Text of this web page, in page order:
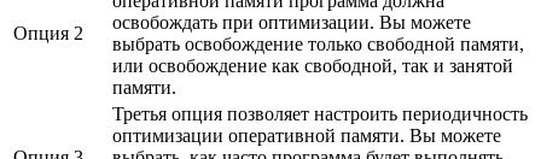
Опция 2
освобождать при оптимизации. Вы можете
выбрать освобождение только свободной памяти,
или освобождение как свободной, так и занятой
памяти.
Третья опция позволяет настроить периодичность
оптимизации оперативной памяти. Вы можете